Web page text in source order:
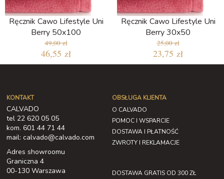
Ręcznik Cawo Lifestyle Uni
Berry 50x100
49,00 zł
46,55 zł
Ręcznik Cawo Lifestyle Uni
Berry 30x50
25,00 zł
23,75 zł
KONTAKT
CALVADO
tel 22 620 05 05
kom. 601 44 71 44
mail: calvado@calvado.com
Adres showroomu
Graniczna 4
00-130 Warszawa
OBSŁUGA KLIENTA
O CALVADO
POMOC I WSPARCIE
DOSTAWA I PŁATNOŚĆ
ZWROTY I REKLAMACJE
DOSTAWA GRATIS OD 300 ZŁ